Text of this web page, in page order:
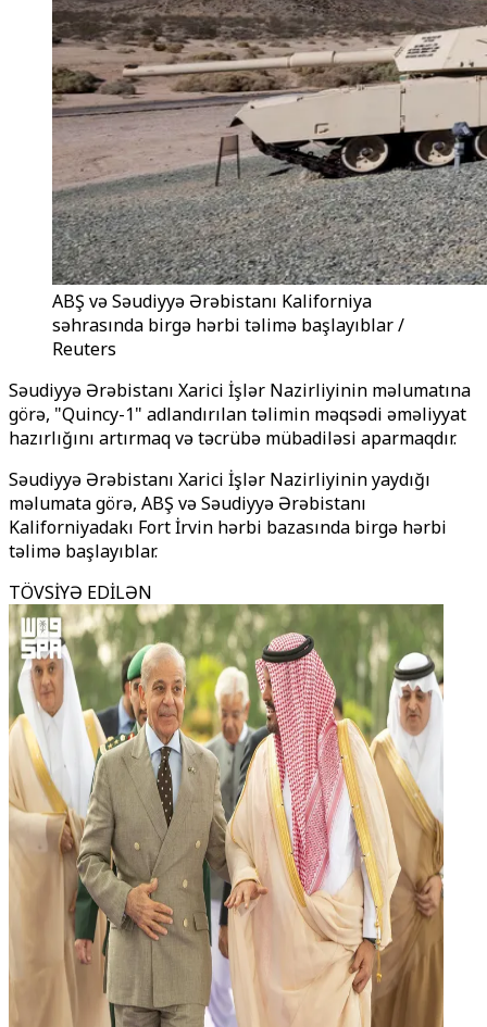
ABŞ və Səudiyyə Ərəbistanı Kaliforniya
səhrasında birgə hərbi təlimə başlayıblar /
Reuters
Səudiyyə Ərəbistanı Xarici İşlər Nazirliyinin məlumatına
görə, "Quincy-1" adlandırılan təlimin məqsədi əməliyyat
hazırlığını artırmaq və təcrübə mübadiləsi aparmaqdır.
Səudiyyə Ərəbistanı Xarici İşlər Nazirliyinin yaydığı
məlumata görə, ABŞ və Səudiyyə Ərəbistanı
Kaliforniyadakı Fort İrvin hərbi bazasında birgə hərbi
təlimə başlayıblar.
TÖVSİYƏ EDİLƏN